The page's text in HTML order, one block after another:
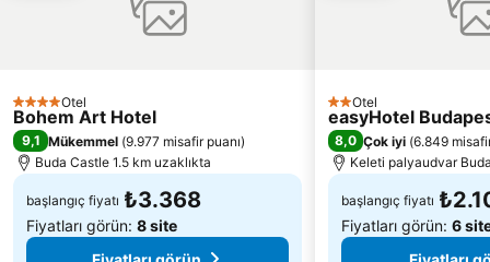
Újlipótváros
Rákóczi Street
Blaha Lujza tér metro station
Ferencváros
4 YıldızOtel
Bohem Art Hotel
9,1 Mükemmel (9.977 misafir puanı)
Buda Castle 1.5 km uzaklıkta
başlangıç fiyatı ₺3.368
Fiyatları görün: 8 site
2 Yıldız
Otel
easyHotel
8,0 Çok iyi (6.849
Keleti palyaudvar
başlangıç fiyatı
Fiyatları görün: 6